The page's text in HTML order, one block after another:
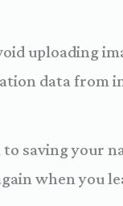
uploading
data from
saving your
when you